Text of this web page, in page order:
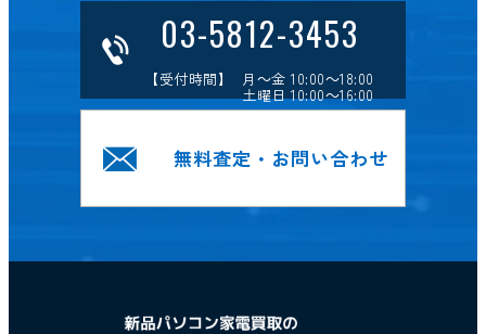
03-5812-3453
【受付時間】 月～金 10:00～18:00
土曜日 10:00～16:00
無料査定・お問い合わせ